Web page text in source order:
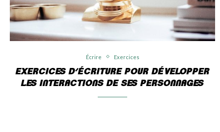
Écrire Exercices
EXERCICES D’ÉCRITURE POUR DÉVELOPPER
LES INTERACTIONS DE SES PERSONNAGES